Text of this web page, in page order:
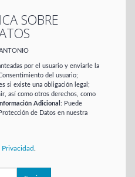
SOBRE
por el usuario y enviarle la
del usuario;
si existe una obligación legal;
así como otros derechos, como
Información Adicional : Puede
de Datos en nuestra